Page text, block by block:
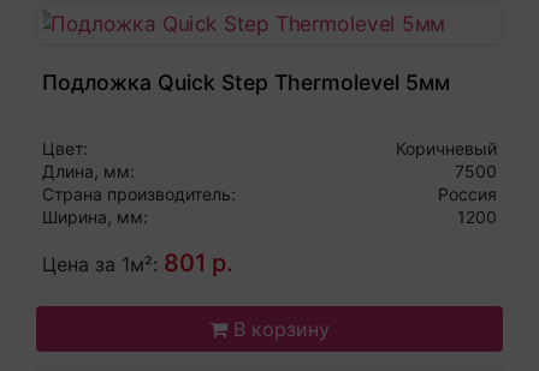
Подложка Quick Step Thermolevel 5мм
Цвет:
Коричневый
Длина, мм:
7500
Страна производитель:
Россия
Ширина, мм:
1200
Цена за 1м²: 801 р.
В корзину